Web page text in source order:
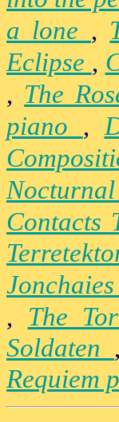
a lone ,
Eclipse ,
, The
piano ,
Nocturnal
Contacts
Jonchaies
, The
Soldaten ,
Requiem